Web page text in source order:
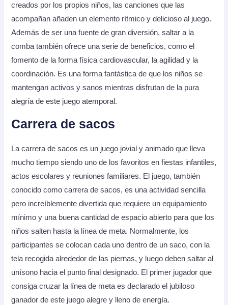
creados por los propios niños, las canciones que las
acompañan añaden un elemento rítmico y delicioso al juego.
Además de ser una fuente de gran diversión, saltar a la
comba también ofrece una serie de beneficios, como el
fomento de la forma física cardiovascular, la agilidad y la
coordinación. Es una forma fantástica de que los niños se
mantengan activos y sanos mientras disfrutan de la pura
alegría de este juego atemporal.
Carrera de sacos
La carrera de sacos es un juego jovial y animado que lleva
mucho tiempo siendo uno de los favoritos en fiestas infantiles,
actos escolares y reuniones familiares. El juego, también
conocido como carrera de sacos, es una actividad sencilla
pero increíblemente divertida que requiere un equipamiento
mínimo y una buena cantidad de espacio abierto para que los
niños salten hasta la línea de meta. Normalmente, los
participantes se colocan cada uno dentro de un saco, con la
tela recogida alrededor de las piernas, y luego deben saltar al
unísono hacia el punto final designado. El primer jugador que
consiga cruzar la línea de meta es declarado el jubiloso
ganador de este juego alegre y lleno de energía.